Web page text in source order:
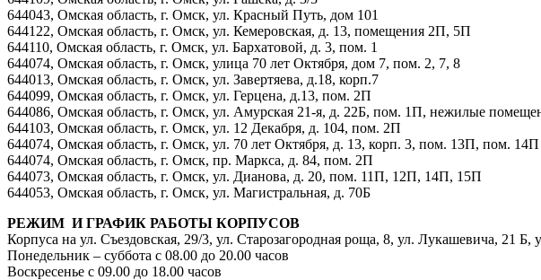
644043, Омская область, г. Омск, ул. Красный Путь, дом 101
644122, Омская область, г. Омск, ул. Кемеровская, д. 13, помещения 2П, 5П
644110, Омская область, г. Омск, ул. Бархатовой, д. 3, пом. 1
644074, Омская область, г. Омск, улица 70 лет Октября, дом 7, пом. 2, 7, 8
644013, Омская область, г. Омск, ул. Завертяева, д.18, корп.7
644099, Омская область, г. Омск, ул. Герцена, д.13, пом. 2П
644086, Омская область, г. Омск, ул. Амурская 21-я, д. 22Б, пом. 1П, нежилые
644103, Омская область, г. Омск, ул. 12 Декабря, д. 104, пом. 2П
644074, Омская область, г. Омск, ул. 70 лет Октября, д. 13, корп. 3, пом. 13П, пом. 14П
644074, Омская область, г. Омск, пр. Маркса, д. 84, пом. 2П
644073, Омская область, г. Омск, ул. Дианова, д. 20, пом. 11П, 12П, 14П, 15П
644053, Омская область, г. Омск, ул. Магистральная, д. 70Б
РЕЖИМ И ГРАФИК РАБОТЫ КОРПУСОВ
Корпуса на ул. Съездовская, 29/3, ул. Старозагородная роща, 8, ул. Лукашевича, 21 Б,
Понедельник – суббота с 08.00 до 20.00 часов
Воскресенье с 09.00 до 18.00 часов